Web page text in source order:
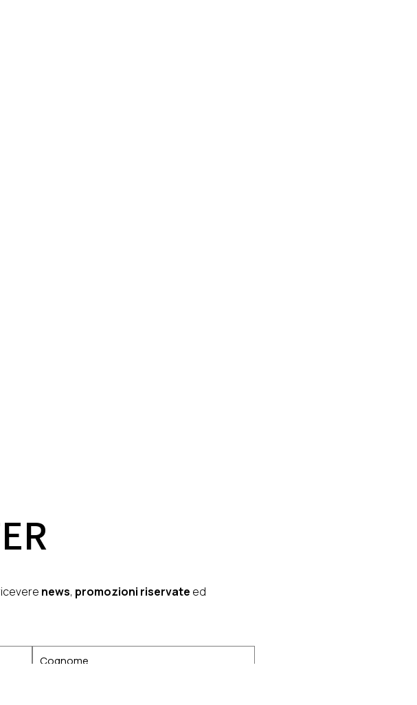
news, promozioni riservate ed